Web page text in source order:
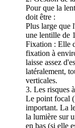
Pour que la
doit être :
Plus large que
une lentille de
Fixation : Elle
fixation à
laisse assez
latéralement,
verticales.
3. Les risques
Le point focal
important. La
la lumière sur
en bas (si elle